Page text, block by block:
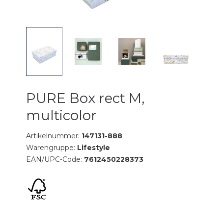
PURE Box rect M,
multicolor
Artikelnummer: 147131-888
Warengruppe: Lifestyle
EAN/UPC-Code: 7612450228373